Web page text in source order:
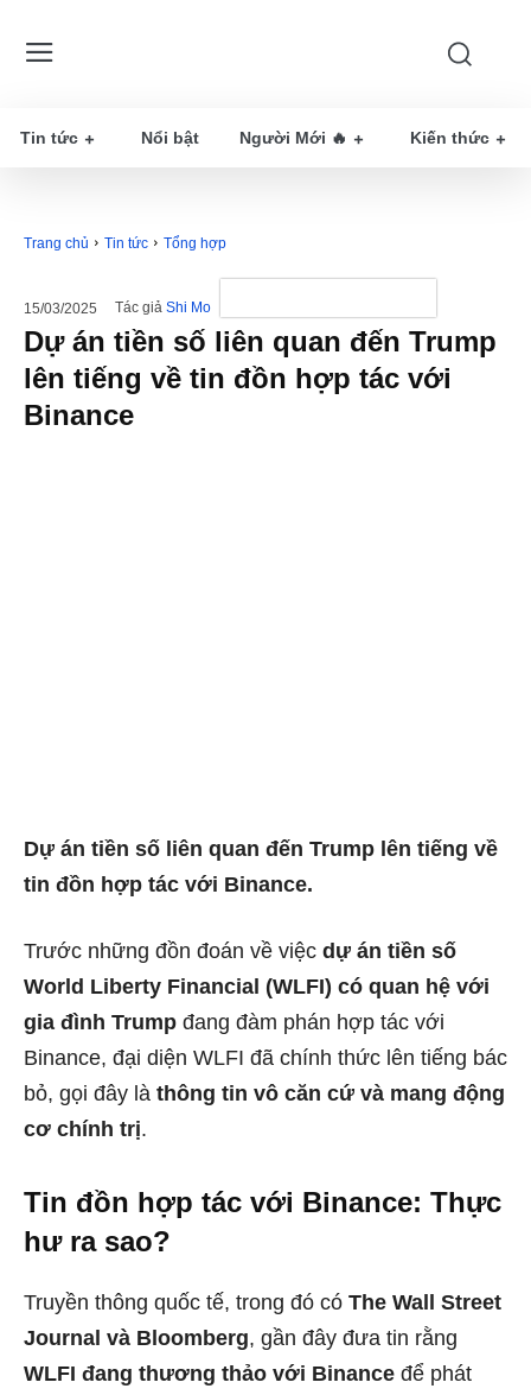
Tin tức Nổi bật Người Mới 🔥 Kiến thức
Trang chủ Tin tức Tổng hợp
15/03/2025 Tác giả Shi Mo
Dự án tiền số liên quan đến Trump
lên tiếng về tin đồn hợp tác với
Binance
Dự án tiền số liên quan đến Trump lên tiếng về
tin đồn hợp tác với Binance.
Trước những đồn đoán về việc dự án tiền số
World Liberty Financial (WLFI) có quan hệ với
gia đình Trump đang đàm phán hợp tác với
Binance, đại diện WLFI đã chính thức lên tiếng bác
bỏ, gọi đây là thông tin vô căn cứ và mang động
cơ chính trị.
Tin đồn hợp tác với Binance: Thực
hư ra sao?
Truyền thông quốc tế, trong đó có The Wall Street
Journal và Bloomberg, gần đây đưa tin rằng
WLFI đang thương thảo với Binance để phát